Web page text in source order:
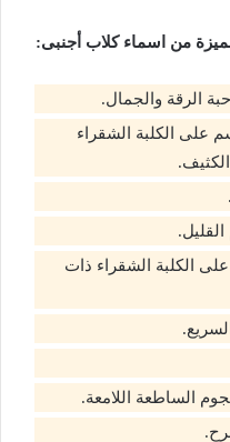
من اسماء كلاب أجنبى:
الرقة والجمال.
على الكلبة الشقراء
الكلبة الشقراء ذات
الساطعة اللامعة.